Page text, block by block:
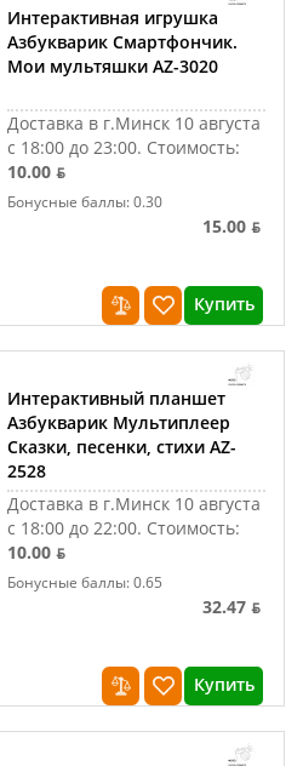
Интерактивная игрушка
Азбукварик Смартфончик.
Мои мультяшки AZ-3020
Доставка в г.Минск 10 августа
с 18:00 до 23:00. Стоимость:
10.00 ƃ
Бонусные баллы: 0.30
15.00 ƃ
Купить
Интерактивный планшет
Азбукварик Мультиплеер
Сказки, песенки, стихи AZ-
2528
Доставка в г.Минск 10 августа
с 18:00 до 22:00. Стоимость:
10.00 ƃ
Бонусные баллы: 0.65
32.47 ƃ
Купить